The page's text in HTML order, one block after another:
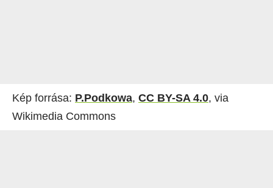
Kép forrása: P.Podkowa, CC BY-SA 4.0, via
Wikimedia Commons